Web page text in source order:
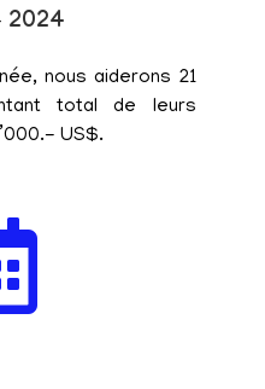
2024
nous aiderons 21
total de leurs
US$.